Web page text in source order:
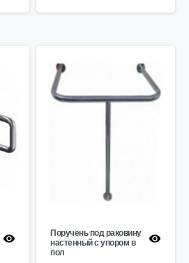
Поручень под раковину
настенный с упором в
пол